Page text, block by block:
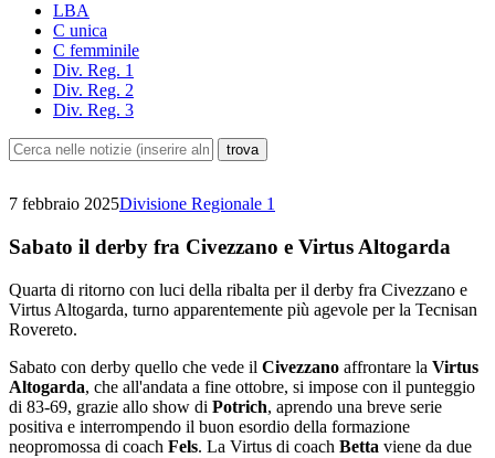
LBA
C unica
C femminile
Div. Reg. 1
Div. Reg. 2
Div. Reg. 3
7 febbraio 2025Divisione Regionale 1
Sabato il derby fra Civezzano e Virtus Altogarda
Quarta di ritorno con luci della ribalta per il derby fra Civezzano e
Virtus Altogarda, turno apparentemente più agevole per la Tecnisan
Rovereto.
Sabato con derby quello che vede il Civezzano affrontare la Virtus
Altogarda, che all'andata a fine ottobre, si impose con il punteggio
di 83-69, grazie allo show di Potrich, aprendo una breve serie
positiva e interrompendo il buon esordio della formazione
neopromossa di coach Fels. La Virtus di coach Betta viene da due